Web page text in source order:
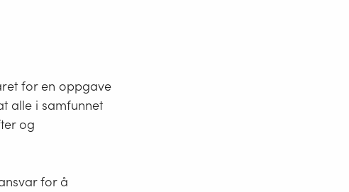
for en oppgave
alle i samfunnet
og
for å